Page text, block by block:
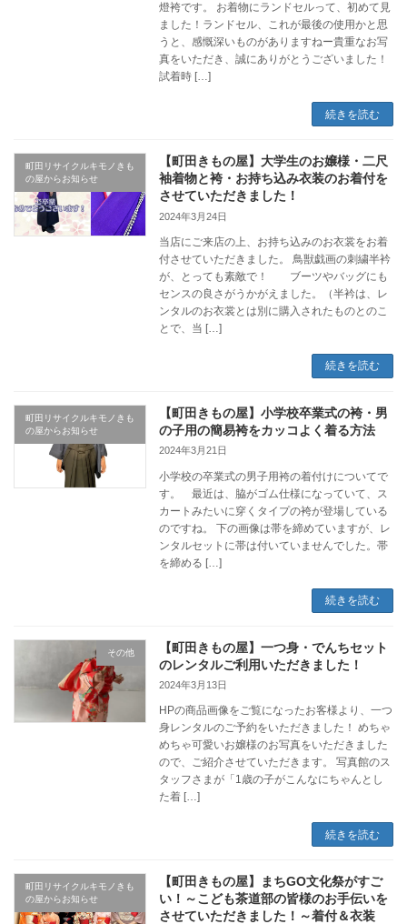
燈袴です。 お着物にランドセルって、初めて見
ました！ランドセル、これが最後の使用かと思
うと、感慨深いものがありますねー貴重なお写
真をいただき、誠にありがとうございました！
試着時 […]
続きを読む
町田リサイクルキモノきも
の屋からお知らせ
【町田きもの屋】大学生のお嬢様・二尺
袖着物と袴・お持ち込み衣装のお着付を
させていただきました！
2024年3月24日
当店にご来店の上、お持ち込みのお衣裳をお着
付させていただきました。 鳥獣戯画の刺繍半衿
が、とっても素敵で！ ブーツやバッグにも
センスの良さがうかがえました。（半衿は、レ
ンタルのお衣裳とは別に購入されたものとのこ
とで、当 […]
続きを読む
町田リサイクルキモノきも
の屋からお知らせ
【町田きもの屋】小学校卒業式の袴・男
の子用の簡易袴をカッコよく着る方法
2024年3月21日
小学校の卒業式の男子用袴の着付けについてで
す。 最近は、脇がゴム仕様になっていて、ス
カートみたいに穿くタイプの袴が登場している
のですね。 下の画像は帯を締めていますが、レ
ンタルセットに帯は付いていませんでした。帯
を締める […]
続きを読む
その他
【町田きもの屋】一つ身・でんちセット
のレンタルご利用いただきました！
2024年3月13日
HPの商品画像をご覧になったお客様より、一つ
身レンタルのご予約をいただきました！ めちゃ
めちゃ可愛いお嬢様のお写真をいただきました
ので、ご紹介させていただきます。 写真館のス
タッフさまが「1歳の子がこんなにちゃんとし
た着 […]
続きを読む
町田リサイクルキモノきも
の屋からお知らせ
【町田きもの屋】まちGO文化祭がすご
い！～こども茶道部の皆様のお手伝いを
させていただきました！～着付＆衣装